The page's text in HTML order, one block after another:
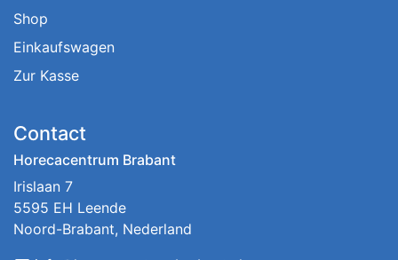
Shop
Einkaufswagen
Zur Kasse
Contact
Horecacentrum Brabant
Irislaan 7
5595 EH Leende
Noord-Brabant, Nederland